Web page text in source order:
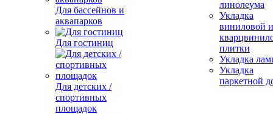
Для бассейнов и
аквапарков
Для гостиниц
Для детских /
спортивных
площадок
линолеума
Укладка
виниловой и
плитки
Укладка
Укладка
паркетной